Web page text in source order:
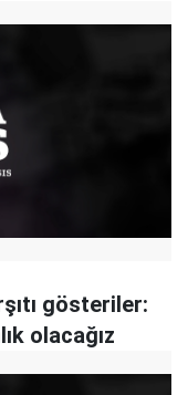
gösteriler:
olacağız